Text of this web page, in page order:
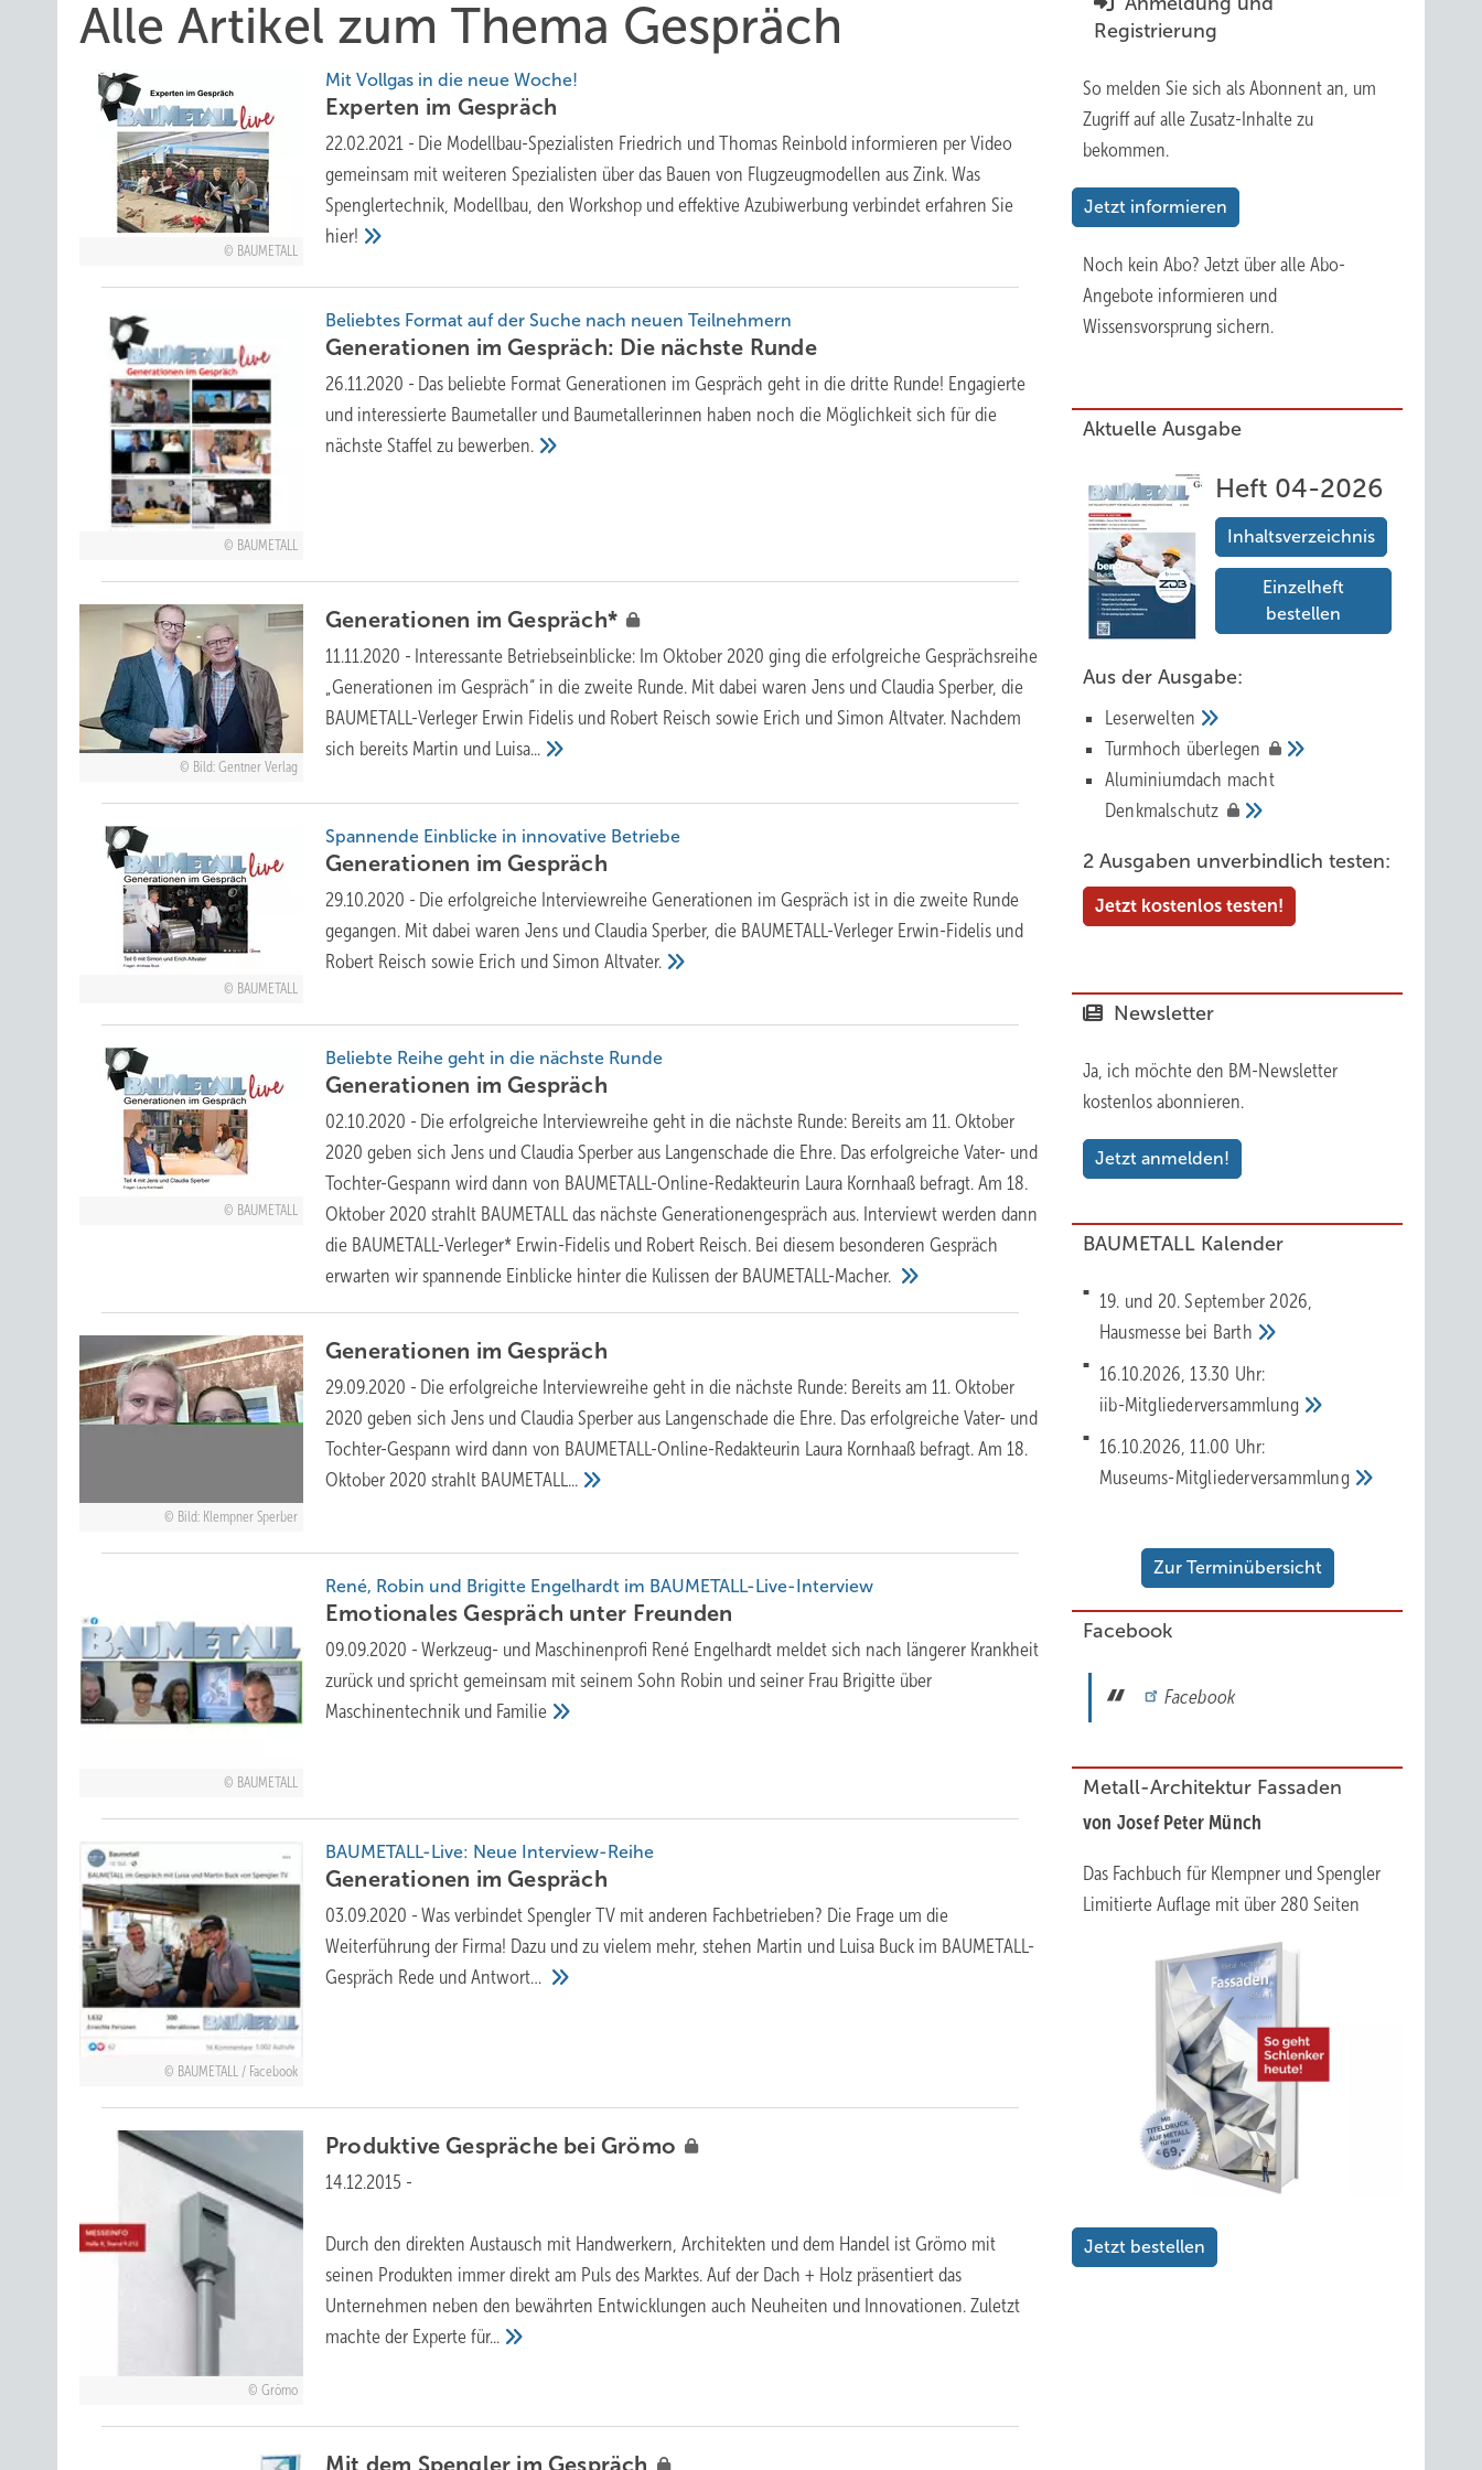
Alle Artikel zum Thema Gespräch
BAUMETALL
Mit Vollgas in die neue Woche!
Experten im Gespräch
22.02.2021 - Die Modellbau-Spezialisten Friedrich und Thomas Reinbold informieren per Video
gemeinsam mit weiteren Spezialisten über das Bauen von Flugzeugmodellen aus Zink. Was
Spenglertechnik, Modellbau, den Workshop und effektive Azubiwerbung verbindet erfahren Sie
hier!
BAUMETALL
Beliebtes Format auf der Suche nach neuen Teilnehmern
Generationen im Gespräch: Die nächste Runde
26.11.2020 - Das beliebte Format Generationen im Gespräch geht in die dritte Runde! Engagierte
und interessierte Baumetaller und Baumetallerinnen haben noch die Möglichkeit sich für die
nächste Staffel zu bewerben.
Bild: Gentner Verlag
Generationen imGespräch*
11.11.2020 - Interessante Betriebseinblicke: Im Oktober 2020 ging die erfolgreiche Gesprächsreihe
„Generationen im Gespräch“ in die zweite Runde. Mit dabei waren Jens und Claudia Sperber, die
BAUMETALL-­Verleger Erwin Fidelis und Robert Reisch sowie Erich und Simon Altvater. Nachdem
sich bereits Martin und Luisa...
BAUMETALL
Spannende Einblicke in innovative Betriebe
Generationen imGespräch
29.10.2020 - Die erfolgreiche Interviewreihe Generationen im Gespräch ist in die zweite Runde
gegangen. Mit dabei waren Jens und Claudia Sperber, die BAUMETALL-Verleger Erwin-Fidelis und
Robert Reisch sowie Erich und SimonAltvater.
BAUMETALL
Beliebte Reihe geht in die nächste Runde
Generationen imGespräch
02.10.2020 - Die erfolgreiche Interviewreihe geht in die nächste Runde: Bereits am 11. Oktober
2020 geben sich Jens und Claudia Sperber aus Langenschade die Ehre. Das erfolgreiche Vater- und
Tochter-Gespann wird dann von BAUMETALL-Online-Redakteurin Laura Kornhaaß befragt. Am 18.
Oktober 2020 strahlt BAUMETALL das nächste Generationengespräch aus. Interviewt werden dann
die BAUMETALL-Verleger* Erwin-Fidelis und Robert Reisch. Bei diesem besonderen Gespräch
erwarten wir spannende Einblicke hinter die Kulissen der BAUMETALL-Macher.
Bild: Klempner Sperber
Generationen imGespräch
29.09.2020 - Die erfolgreiche Interviewreihe geht in die nächste Runde: Bereits am 11. Oktober
2020 geben sich Jens und Claudia Sperber aus Langenschade die Ehre. Das erfolgreiche Vater- und
Tochter-Gespann wird dann von BAUMETALL-Online-Redakteurin Laura Kornhaaß befragt. Am 18.
Oktober 2020 strahlt BAUMETALL...
BAUMETALL
René, Robin und Brigitte Engelhardt im BAUMETALL-Live-Interview
Emotionales Gespräch unter Freunden
09.09.2020 - Werkzeug- und Maschinenprofi René Engelhardt meldet sich nach längerer Krankheit
zurück und spricht gemeinsam mit seinem Sohn Robin und seiner Frau Brigitte über
Maschinentechnik und Familie
BAUMETALL / Facebook
BAUMETALL-Live: Neue Interview-Reihe
Generationen imGespräch
03.09.2020 - Was verbindet Spengler TV mit anderen Fachbetrieben? Die Frage um die
Weiterführung der Firma! Dazu und zu vielem mehr, stehen Martin und Luisa Buck im BAUMETALL-
Gespräch Rede undAntwort…
Grömo
Produktive Gespräche beiGrömo
14.12.2015 -
Durch den direkten Austausch mit Handwerkern, Architekten und dem Handel ist Grömo mit
seinen Produkten immer direkt am Puls des Marktes. Auf der Dach + Holz präsentiert das
Unternehmen neben den bewährten Entwicklungen auch Neuheiten und Innovationen. Zuletzt
machte der Expertefür...
Mit dem Spengler imGespräch
Registrierung
So melden Sie sich als Abonnent an, um
Zugriff auf alle Zusatz-Inhalte zu
bekommen.
Jetzt informieren
Noch kein Abo? Jetzt über alle Abo-
Angebote informieren und
Wissensvorsprung sichern.
Aktuelle Ausgabe
Heft 04-2026
Inhaltsverzeichnis
Einzelheft
bestellen
Aus der Ausgabe:
Leserwelten
Tur mhoch überlegen
Aluminiumdach macht
Denkmalschutz
2 Ausgaben unverbindlich testen:
Jetzt kostenlos testen!
Newsletter
Ja, ich möchte den BM-Newsletter
kostenlos abonnieren.
Jetzt anmelden!
BAUMETALL Kalender
19. und 20. September 2026,
Hausmesse bei Barth
16.10.2026, 13.30 Uhr:
iib-Mitgliederversammlung
16.10.2026, 11.00 Uhr:
Museums-Mitgliederversammlung
Zur Terminübersicht
Facebook
Facebook
Metall-Architektur Fassaden
von Josef Peter Münch
Das Fachbuch für Klempner und Spengler
Limitierte Auflage mit über 280 Seiten
Jetzt bestellen